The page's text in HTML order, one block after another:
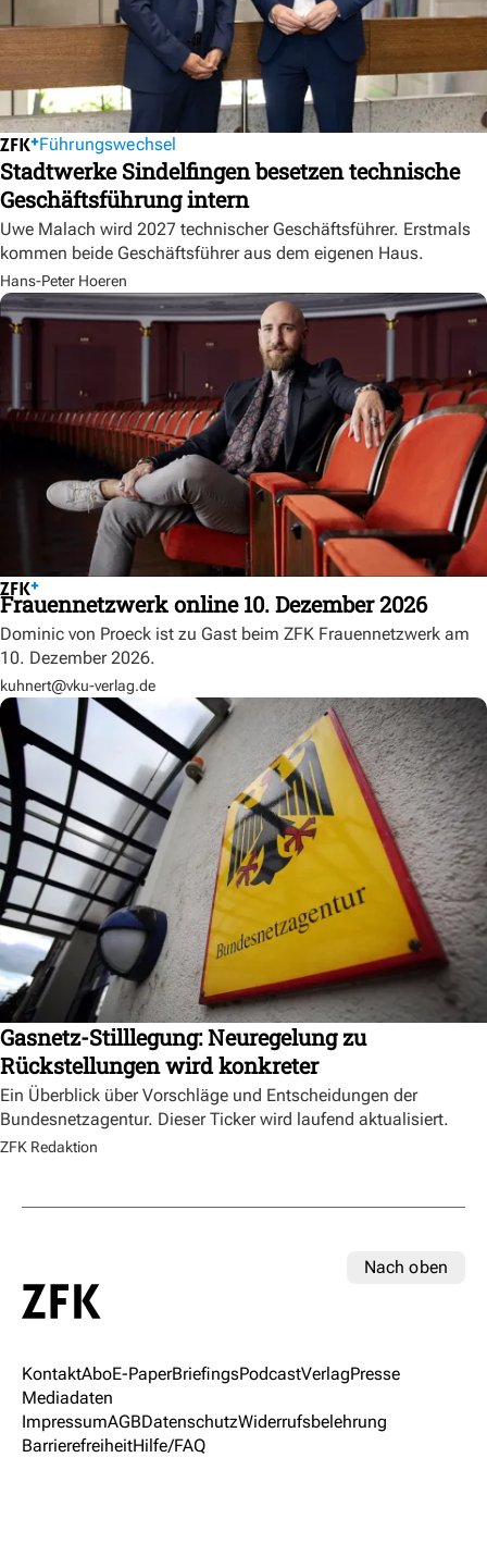
Führungswechsel
Stadtwerke Sindelfingen besetzen technische
Geschäftsführung intern
Uwe Malach wird 2027 technischer Geschäftsführer. Erstmals
kommen beide Geschäftsführer aus dem eigenen Haus.
Hans-Peter Hoeren
Frauennetzwerk online 10. Dezember 2026
Dominic von Proeck ist zu Gast beim ZFK Frauennetzwerk am
10. Dezember 2026.
kuhnert@vku-verlag.de
Gasnetz-Stilllegung: Neuregelung zu
Rückstellungen wird konkreter
Ein Überblick über Vorschläge und Entscheidungen der
Bundesnetzagentur. Dieser Ticker wird laufend aktualisiert.
ZFK Redaktion
Nach oben
KontaktAboE-PaperBriefingsPodcastVerlagPresse
Mediadaten
ImpressumAGBDatenschutzWiderrufsbelehrung
BarrierefreiheitHilfe/FAQ